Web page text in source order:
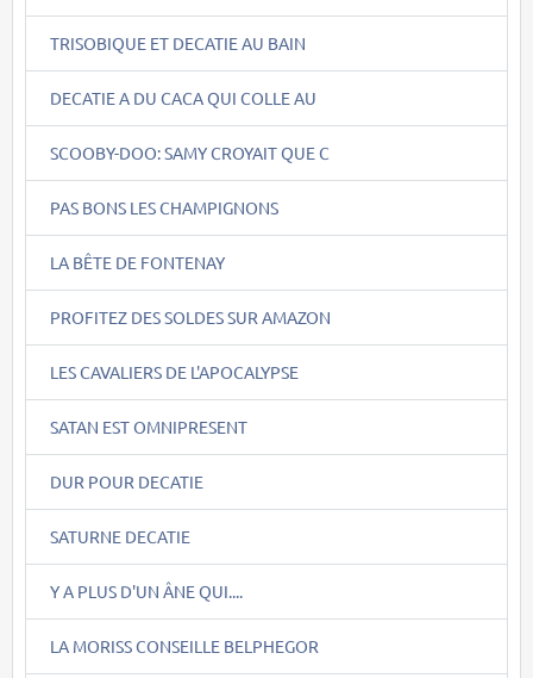
TRISOBIQUE ET DECATIE AU BAIN
DECATIE A DU CACA QUI COLLE AU
SCOOBY-DOO: SAMY CROYAIT QUE C
PAS BONS LES CHAMPIGNONS
LA BÊTE DE FONTENAY
PROFITEZ DES SOLDES SUR AMAZON
LES CAVALIERS DE L'APOCALYPSE
SATAN EST OMNIPRESENT
DUR POUR DECATIE
SATURNE DECATIE
Y A PLUS D'UN ÂNE QUI....
LA MORISS CONSEILLE BELPHEGOR